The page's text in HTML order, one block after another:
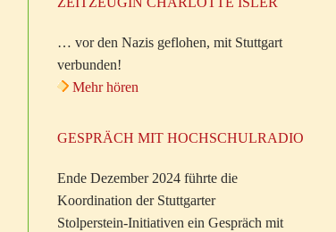
… vor den Nazis geflohen, mit Stuttgart
verbunden!
Mehr hören
GESPRÄCH MIT HOCHSCHULRADIO
Ende Dezember 2024 führte die
Koordination der Stuttgarter
Stolperstein-Initiativen ein Gespräch mit